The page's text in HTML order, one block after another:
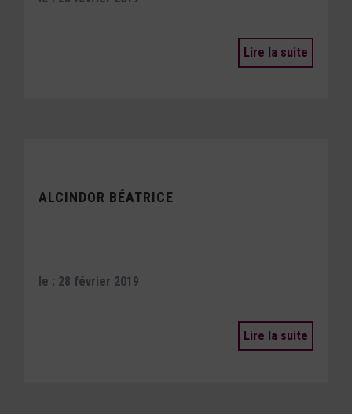
Lire la suite
ALCINDOR BÉATRICE
le : 28 février 2019
Lire la suite